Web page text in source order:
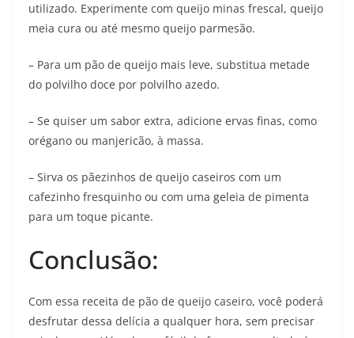
utilizado. Experimente com queijo minas frescal, queijo
meia cura ou até mesmo queijo parmesão.
– Para um pão de queijo mais leve, substitua metade
do polvilho doce por polvilho azedo.
– Se quiser um sabor extra, adicione ervas finas, como
orégano ou manjericão, à massa.
– Sirva os pãezinhos de queijo caseiros com um
cafezinho fresquinho ou com uma geleia de pimenta
para um toque picante.
Conclusão:
Com essa receita de pão de queijo caseiro, você poderá
desfrutar dessa delícia a qualquer hora, sem precisar